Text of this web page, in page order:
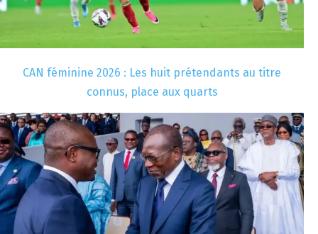
CAN féminine 2026 : Les huit prétendants au titre
connus, place aux quarts